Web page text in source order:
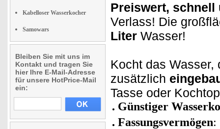
Kabelloser Wasserkocher
Samowars
Bleiben Sie mit uns im
Kontakt und tragen Sie
hier Ihre E-Mail-Adresse
für unsere HotPrice-Mail
ein:
Preiswert,
Verlass! Die
Liter Wasser!
Kocht das
zusätzlich
Tasse oder
Günstiger
Fassungsvermögen: